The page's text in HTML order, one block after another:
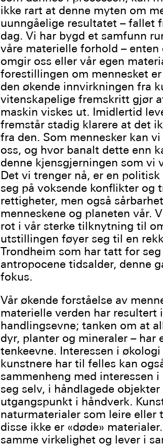
ikke rart at denne myten om
uunngåelige resultatet – fallet
dag. Vi har bygd et samfunn
våre materielle forhold –
omgir oss eller vår egen
forestillingen om mennesket
den økende innvirkningen fra
vitenskapelige fremskritt gjør
maskin viskes ut. Imidlertid
fremstår stadig klarere at det
fra den. Som mennesker kan
oss, og hvor banalt dette enn
denne kjensgjerningen som vi
Det vi trenger nå, er en
seg på voksende konflikter og
rettigheter, men også
menneskene og planeten vår.
rot i vår sterke tilknytning til
utstillingen føyer seg til en
Trondheim som har tatt for
antropocene tidsalder, denne
fokus.
Vår økende forståelse av
materielle verden har resultert
handlingsevne; tanken om at
dyr, planter og mineraler –
tenkeevne. Interessen i
kunstnere har til felles kan
sammenheng med interessen
seg selv, i håndlagede
utgangspunkt i håndverk.
naturmaterialer som leire
disse ikke er «døde»
samme virkelighet og lever i